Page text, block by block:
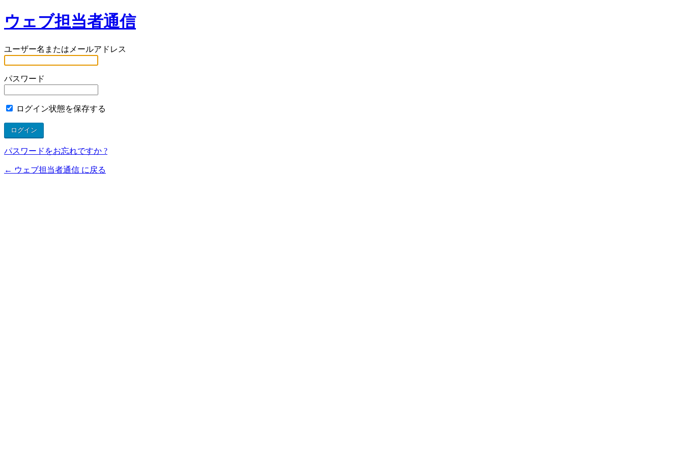
ウェブ担当者通信
ユーザー名またはメールアドレス
パスワード
ログイン状態を保存する
パスワードをお忘れですか ?
← ウェブ担当者通信 に戻る